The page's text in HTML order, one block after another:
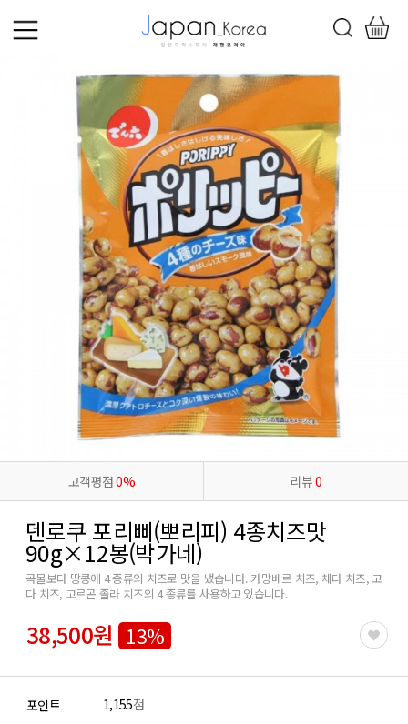
고객평점0% 리뷰0
덴로쿠 포리삐(뽀리피) 4종치즈맛
90g×12봉(박가네)
곡물보다 땅콩에 4 종류의 치즈로 맛을 냈습니다. 카망베르 치즈, 체다 치즈, 고
다 치즈, 고르곤 졸라 치즈의 4 종류를 사용하고 있습니다.
38,500원 13%
포인트 1,155점